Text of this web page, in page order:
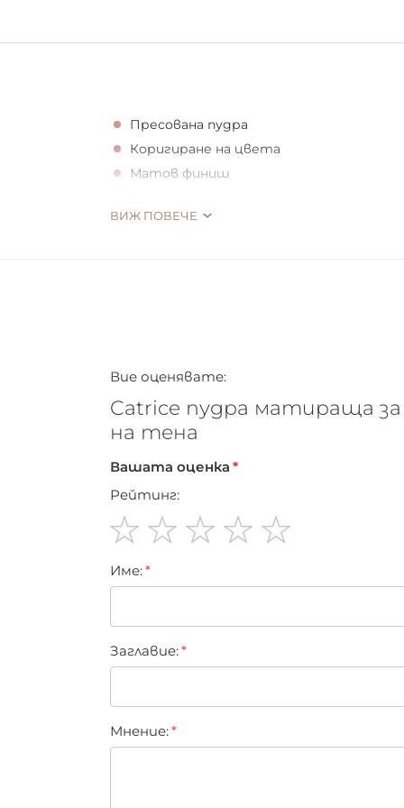
Пресована пудра
Коригиране на цвета
Матов финиш
ВИЖ ПОВЕЧЕ
Вие оценявате:
Catrice пудра матираща за
на тена
Вашата оценка
Рейтинг:
star
stars
stars
stars
stars
Име:
Заглавиe:
Мнение: